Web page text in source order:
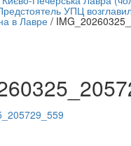
УПЦ
в Лавре /